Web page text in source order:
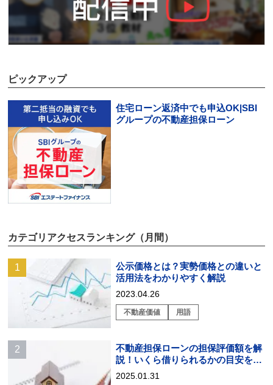
ピックアップ
住宅ローン返済中でも申込OK|SBI
グループの不動産担保ローン
カテゴリアクセスランキング（月間）
公示価格とは？実勢価格との違いと
活用法をわかりやすく解説
2023.04.26
不動産価値 用語
不動産担保ローンの担保評価額を解
説！いくら借りられるかの目安を知
る方法とは？
2025.01.31